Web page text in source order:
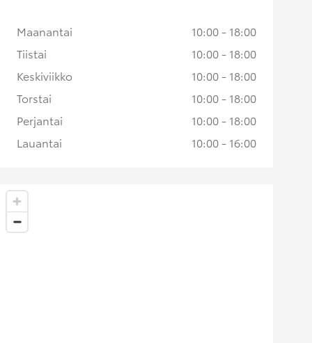
Maanantai
10:00 - 18:00
Tiistai
10:00 - 18:00
Keskiviikko
10:00 - 18:00
Torstai
10:00 - 18:00
Perjantai
10:00 - 18:00
Lauantai
10:00 - 16:00